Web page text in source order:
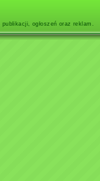
ogłoszeń oraz reklam.